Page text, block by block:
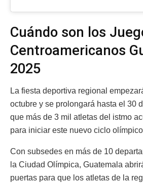
Cuándo son los
Centroamericanos
2025
La fiesta deportiva regional
octubre y se prolongará hasta el 30
que más de 3 mil atletas del istmo
para iniciar este nuevo ciclo
Con subsedes en más de 10
la Ciudad Olímpica, Guatemala
puertas para que los atletas de la